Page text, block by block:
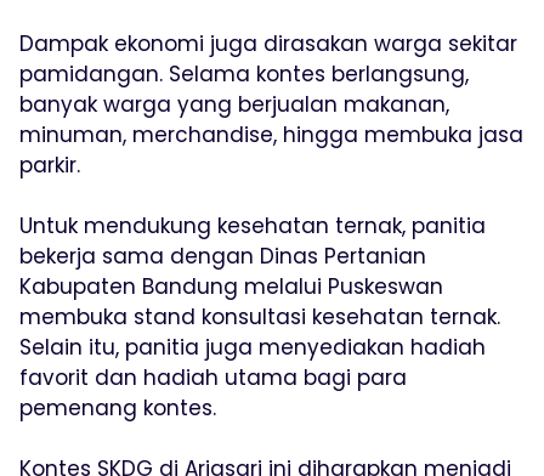
Dampak ekonomi juga dirasakan warga sekitar
pamidangan. Selama kontes berlangsung,
banyak warga yang berjualan makanan,
minuman, merchandise, hingga membuka jasa
parkir.
Untuk mendukung kesehatan ternak, panitia
bekerja sama dengan Dinas Pertanian
Kabupaten Bandung melalui Puskeswan
membuka stand konsultasi kesehatan ternak.
Selain itu, panitia juga menyediakan hadiah
favorit dan hadiah utama bagi para
pemenang kontes.
Kontes SKDG di Arjasari ini diharapkan menjadi